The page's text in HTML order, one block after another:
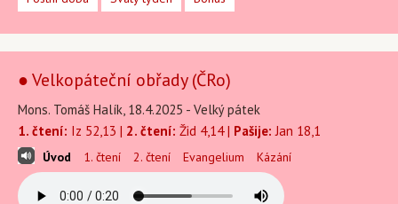
● Velkopáteční obřady (ČRo)
Mons. Tomáš Halík, 18.4.2025 - Velký pátek
1. čtení: Iz 52,13 | 2. čtení: Žid 4,14 | Pašije: Jan 18,1
Úvod 1. čtení 2. čtení Evangelium Kázání